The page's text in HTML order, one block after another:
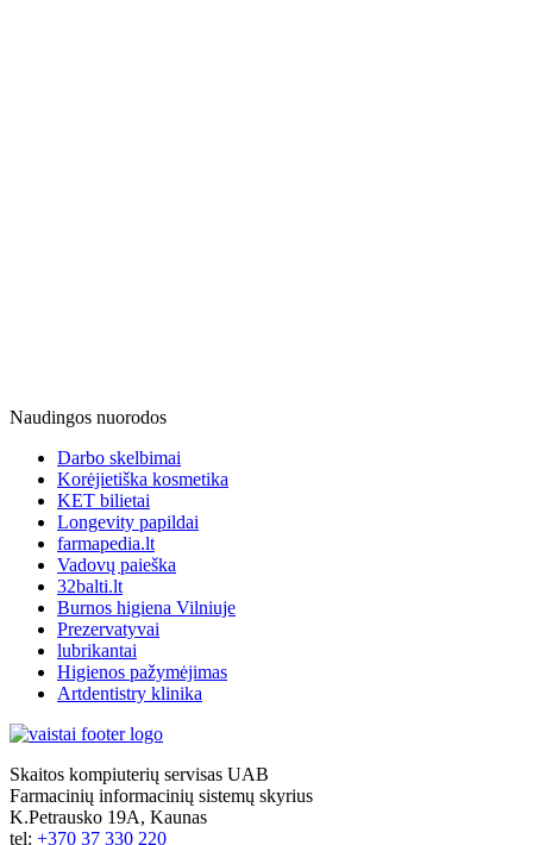
Naudingos nuorodos
Darbo skelbimai
Korėjietiška kosmetika
KET bilietai
Longevity papildai
farmapedia.lt
Vadovų paieška
32balti.lt
Burnos higiena Vilniuje
Prezervatyvai
lubrikantai
Higienos pažymėjimas
Artdentistry klinika
Skaitos kompiuterių servisas UAB
Farmacinių informacinių sistemų skyrius
K.Petrausko 19A, Kaunas
tel: +370 37 330 220